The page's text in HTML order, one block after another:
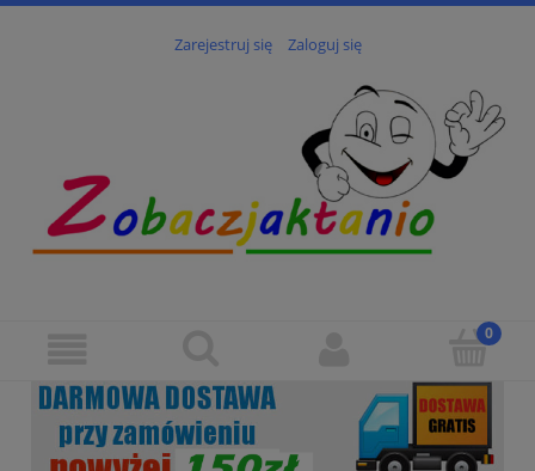
Zarejestruj się Zaloguj się